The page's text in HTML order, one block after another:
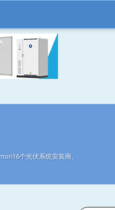
个光伏系统安装商。